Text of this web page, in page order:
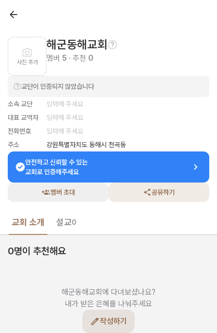
사진 추가
해군동해교회
멤버 5 · 추천 0
교단이 인증되지 않았습니다
소속 교단
입력해 주세요
대표 교역자
입력해 주세요
전화번호
입력해 주세요
주소
강원특별자치도 동해시 천곡동
안전하고 신뢰할 수 있는
교회로 인증해주세요
멤버 초대 공유하기
교회 소개 설교0
0명이 추천해요
해군동해교회에 다녀보셨나요?
내가 받은 은혜를 나눠주세요
작성하기